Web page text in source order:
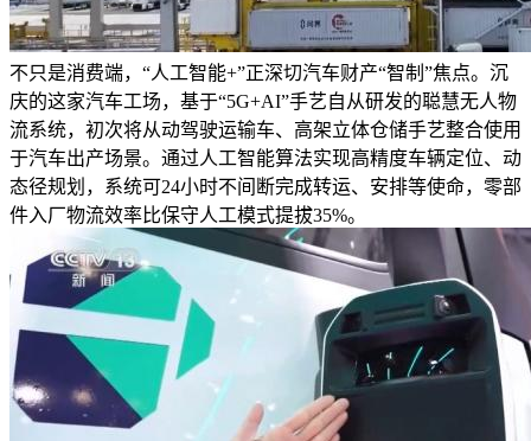
不只是消费端，“人工智能+”正深切汽车财产“智制”焦点。沉
庆的这家汽车工场，基于“5G+AI”手艺自从研发的聪慧无人物
流系统，初次将从动驾驶运输车、高架立体仓储手艺整合使用
于汽车出产场景。通过人工智能算法实现高精度车辆定位、动
态径规划，系统可24小时不间断完成转运、安排等使命，零部
件入厂物流效率比保守人工模式提拔35%。